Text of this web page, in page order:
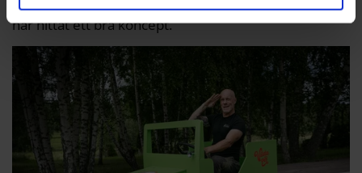
går in med ordentligt med pengar och jag tror att vi
har hittat ett bra koncept.